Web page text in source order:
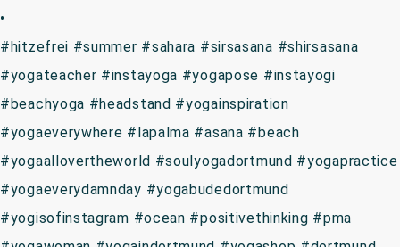
•
#hitzefrei #summer #sahara #sirsasana #shirsasana
#yogateacher #instayoga #yogapose #instayogi
#beachyoga #headstand #yogainspiration
#yogaeverywhere #lapalma #asana #beach
#yogaallovertheworld #soulyogadortmund #yogapractice
#yogaeverydamnday #yogabudedortmund
#yogisofinstagram #ocean #positivethinking #pma